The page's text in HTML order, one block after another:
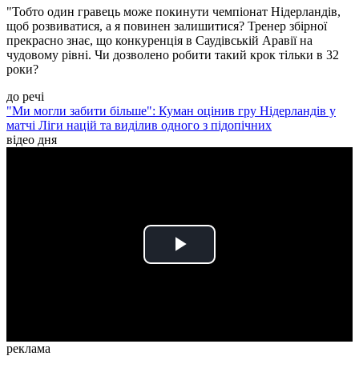
"Тобто один гравець може покинути чемпіонат Нідерландів,
щоб розвиватися, а я повинен залишитися? Тренер збірної
прекрасно знає, що конкуренція в Саудівській Аравії на
чудовому рівні. Чи дозволено робити такий крок тільки в 32
роки?
до речі
"Ми могли забити більше": Куман оцінив гру Нідерландів у
матчі Ліги націй та виділив одного з підопічних
відео дня
Play
реклама